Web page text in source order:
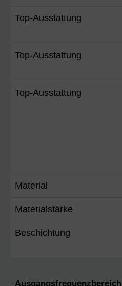
Top-Ausstattung
Top-Ausstattung
Top-Ausstattung
Material
Materialstärke
Beschichtung
Ausgangsfrequenzbereich